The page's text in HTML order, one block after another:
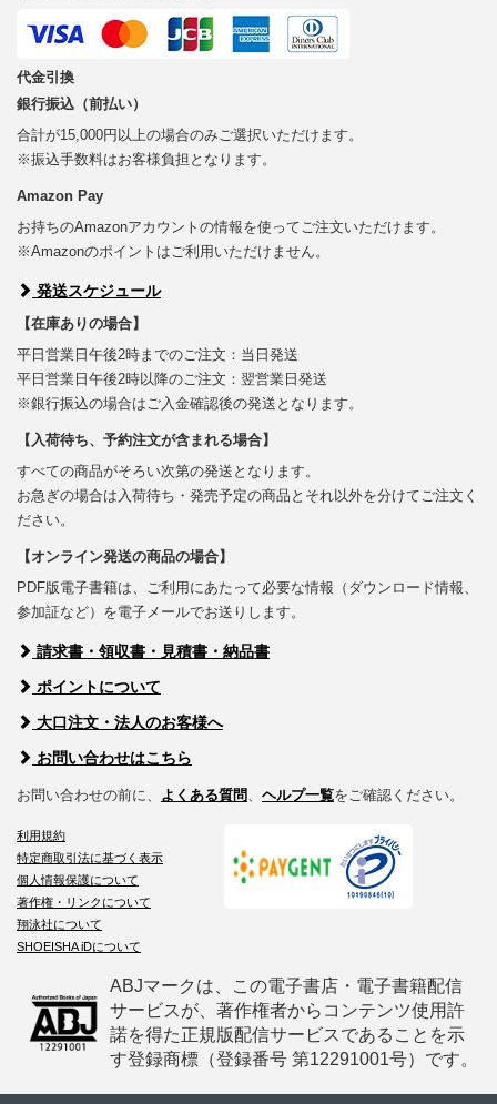
代金引換
銀行振込（前払い）
合計が15,000円以上の場合のみご選択いただけます。
※振込手数料はお客様負担となります。
Amazon Pay
お持ちのAmazonアカウントの情報を使ってご注文いただけます。
※Amazonのポイントはご利用いただけません。
発送スケジュール
【在庫ありの場合】
平日営業日午後2時までのご注文：当日発送
平日営業日午後2時以降のご注文：翌営業日発送
※銀行振込の場合はご入金確認後の発送となります。
【入荷待ち、予約注文が含まれる場合】
すべての商品がそろい次第の発送となります。
お急ぎの場合は入荷待ち・発売予定の商品とそれ以外を分けてご注文く
ださい。
【オンライン発送の商品の場合】
PDF版電子書籍は、ご利用にあたって必要な情報（ダウンロード情報、
参加証など）を電子メールでお送りします。
請求書・領収書・見積書・納品書
ポイントについて
大口注文・法人のお客様へ
お問い合わせはこちら
お問い合わせの前に、 よくある質問、 ヘルプ一覧をご確認ください。
利用規約
特定商取引法に基づく表示
個人情報保護について
著作権・リンクについて
翔泳社について
SHOEISHA iDについて
ABJマークは、この電子書店・電子書籍配信
サービスが、著作権者からコンテンツ使用許
諾を得た正規版配信サービスであることを示
す登録商標（登録番号 第12291001号）です。